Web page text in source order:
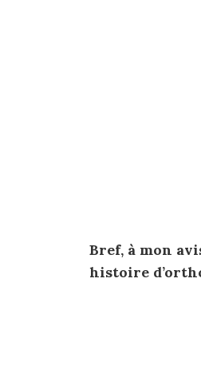
Bref, à mon
histoire